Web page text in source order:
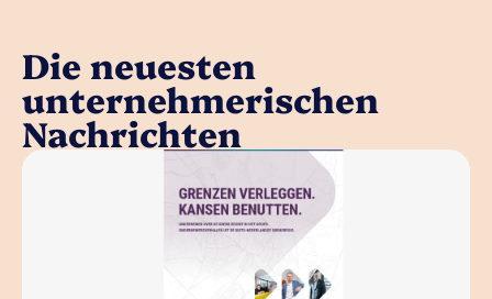
Die neuesten
unternehmerischen
Nachrichten